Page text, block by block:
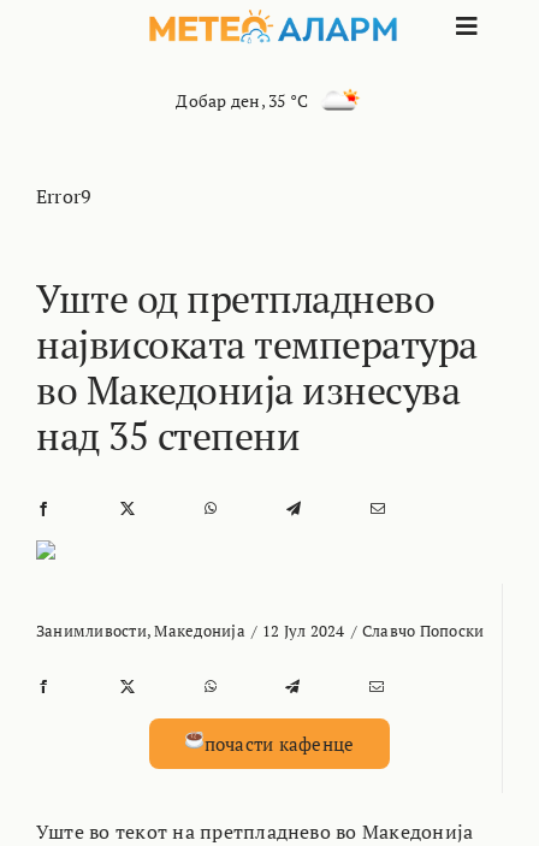
Toggle
КОНТАКТ
Добар ден, 35 °C
Error9
Уште од претпладнево
највисоката температура
во Македонија изнесува
над 35 степени
Занимливости,Македонија / 12 Јул 2024 / Славчо Попоски
почасти кафенце
Уште во текот на претпладнево во Македонија